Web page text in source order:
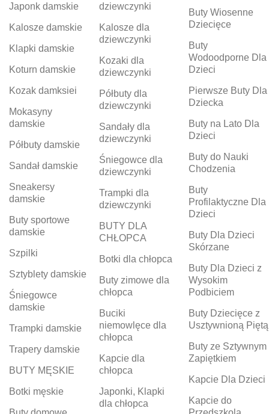
Japonk damskie
Kalosze damskie
Klapki damskie
Koturn damskie
Kozak damksiei
Mokasyny
damskie
Półbuty damskie
Sandał damskie
Sneakersy
damskie
Buty sportowe
damskie
Szpilki
Sztyblety damskie
Śniegowce
damskie
Trampki damskie
Trapery damskie
BUTY MĘSKIE
Botki męskie
dziewczynki
Kalosze dla
dziewczynki
Kozaki dla
dziewczynki
Półbuty dla
dziewczynki
Sandały dla
dziewczynki
Śniegowce dla
dziewczynki
Trampki dla
dziewczynki
BUTY DLA
CHŁOPCA
Botki dla chłopca
Buty zimowe dla
chłopca
Buciki
niemowlęce dla
chłopca
Kapcie dla
chłopca
Japonki, Klapki
dla chłopca
Buty Wiosenne
Dziecięce
Buty
Wodoodporne Dla
Dzieci
Pierwsze Buty Dla
Dziecka
Buty na Lato Dla
Dzieci
Buty do Nauki
Chodzenia
Buty
Profilaktyczne Dla
Dzieci
Buty Dla Dzieci
Skórzane
Buty Dla Dzieci z
Wysokim
Podbiciem
Buty Dziecięce z
Usztywnioną Piętą
Buty ze Sztywnym
Zapiętkiem
Kapcie Dla Dzieci
Kapcie do